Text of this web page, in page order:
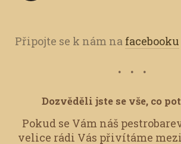
Připojte se k nám na facebooku
Dozvěděli jste se vše, co
Pokud se Vám náš
velice rádi Vás přivítáme